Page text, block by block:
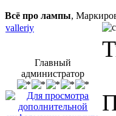
Всё про лампы,
valleriy
Главный
администратор